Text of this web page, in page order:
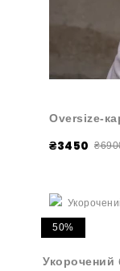
Oversize-
₴3450
50%
Укорочений